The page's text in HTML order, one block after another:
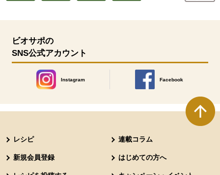
ビオサポの
SNS公式アカウント
Instagram
別のウィンドウで開きます。
Facebook
別のウィンドウで開きます
レシピ 連載コラム
新規会員登録 はじめての方へ